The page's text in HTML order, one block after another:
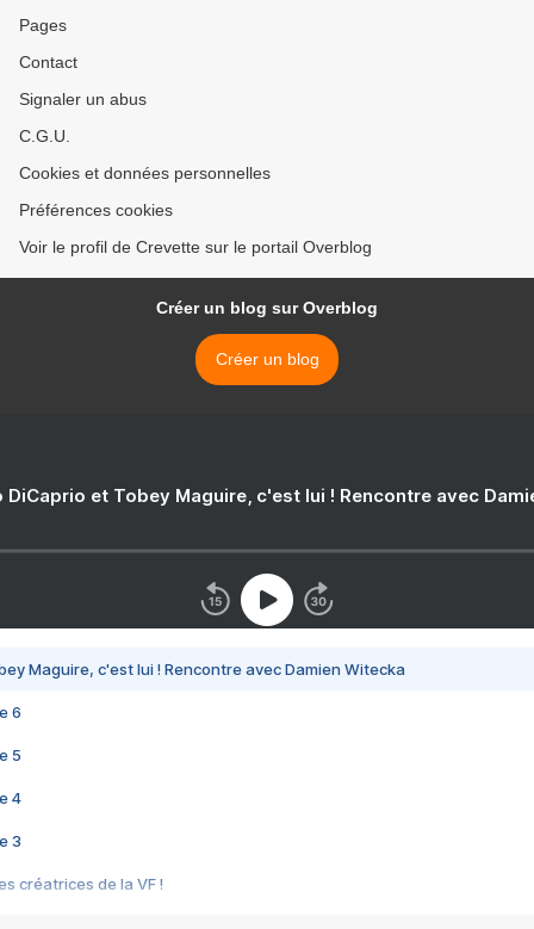
Pages
Contact
Signaler un abus
C.G.U.
Cookies et données personnelles
Préférences cookies
Voir le profil de Crevette sur le portail Overblog
Créer un blog sur Overblog
Créer un blog
DiCaprio et Tobey Maguire, c'est lui ! Rencontre avec
Maguire, c'est lui ! Rencontre avec Damien Witecka
6
5
4
3
créatrices de la VF !